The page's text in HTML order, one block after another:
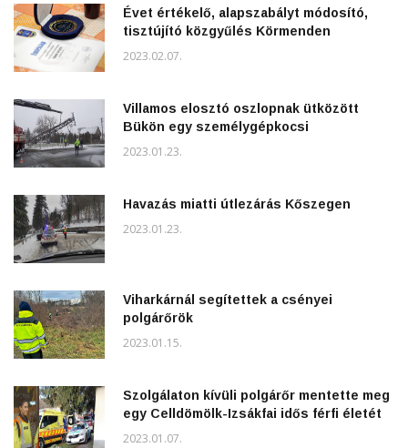
Évet értékelő, alapszabályt módosító,
tisztújító közgyűlés Körmenden
2023.02.07.
Villamos elosztó oszlopnak ütközött
Bükön egy személygépkocsi
2023.01.23.
Havazás miatti útlezárás Kőszegen
2023.01.23.
Viharkárnál segítettek a csényei
polgárőrök
2023.01.15.
Szolgálaton kívüli polgárőr mentette meg
egy Celldömölk-Izsákfai idős férfi életét
2023.01.07.